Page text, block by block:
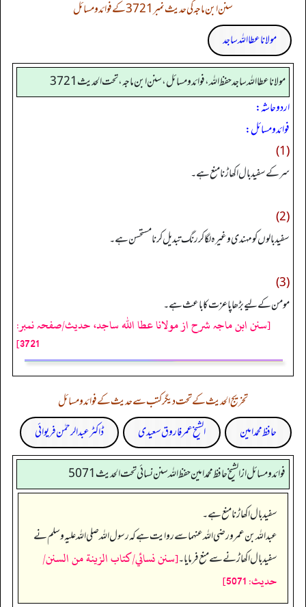
سنن ابن ماجہ کی حدیث نمبر 3721 کے فوائد و مسائل
مولانا عطا اللہ ساجد
مولانا عطا الله ساجد حفظ الله، فوائد و مسائل، سنن ابن ماجه، تحت الحديث3721
اردو حاشہ:
فوائد و مسائل:
(1)
سر کے سفید بال اکھاڑنا منع ہے۔
(2)
سفید بالوں کو مہندی وغیرہ لگا کر رنگ تبدیل کرنا مستحسن ہے۔
(3)
مومن کے لیے بڑھاپا عزت کا باعث ہے۔
[سنن ابن ماجہ شرح از مولانا عطا الله ساجد، حدیث/صفحہ نمبر:
3721]
تخریج الحدیث کے تحت دیگر کتب سے حدیث کے فوائد و مسائل
حافظ محمد امین
الشیخ عمر فاروق سعیدی ڈاکٹر عبدالرحمٰن فریوائی
فوائد ومسائل از الشيخ حافظ محمد امين حفظ الله سنن نسائي تحت الحديث5071
سفید بال اکھاڑنا منع ہے۔
عبداللہ بن عمرو رضی اللہ عنہما سے روایت ہے کہ رسول اللہ صلی اللہ علیہ وسلم نے
سفید بال اکھاڑنے سے منع فرمایا۔[سنن نسائي/كتاب الزينة من السنن/
حدیث: 5071]